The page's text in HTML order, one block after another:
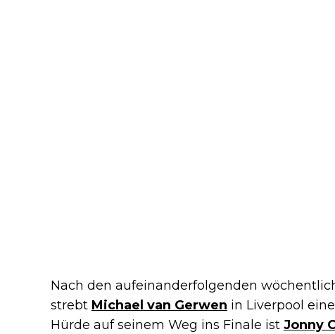
Nach den aufeinanderfolgenden
strebt Michael van Gerwen in Liverpool
Hürde auf seinem Weg ins Finale ist Jonny